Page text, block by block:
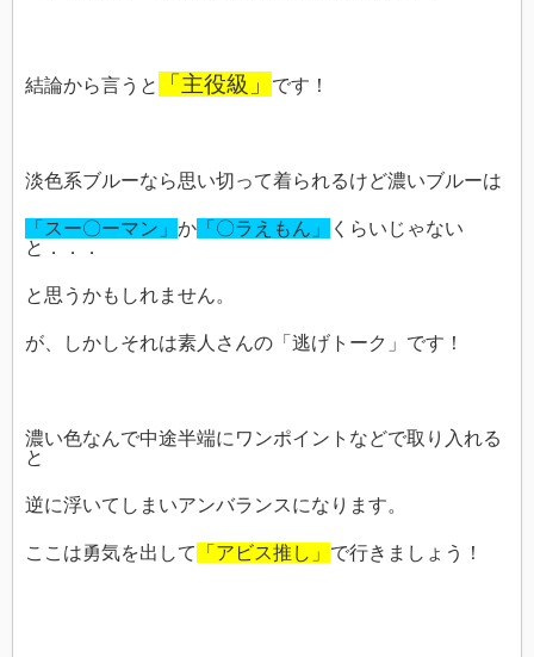
結論から言うと 「主役級」 です！
淡色系ブルーなら思い切って着られるけど濃いブルーは
「スー〇ーマン」 か 「〇ラえもん」
くらいじゃない
と．．．
と思うかもしれません。
が、しかしそれは素人さんの「逃げトーク」です！
濃い色なんで中途半端にワンポイントなどで取り入れる
と
逆に浮いてしまいアンバランスになります。
ここは勇気を出して 「アビス推し」 で行きましょう！